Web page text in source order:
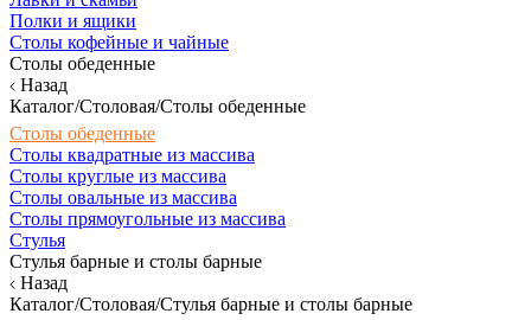
Полки и ящики
Столы кофейные и чайные
Столы обеденные
Назад
Каталог/Столовая/Столы обеденные
Столы обеденные
Столы квадратные из массива
Столы круглые из массива
Столы овальные из массива
Столы прямоугольные из массива
Стулья
Стулья барные и столы барные
Назад
Каталог/Столовая/Стулья барные и столы барные